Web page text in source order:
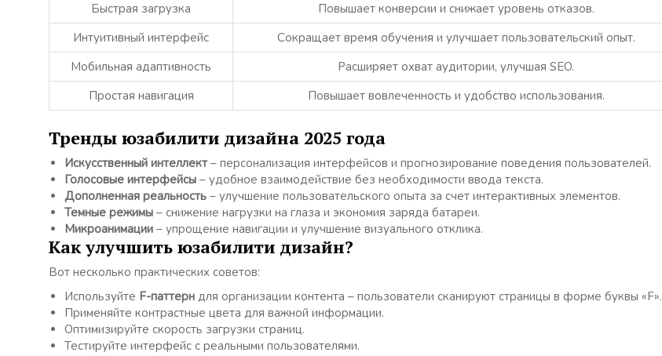
Быстрая загрузка
Повышает конверсии и снижает уровень отказов.
Интуитивный интерфейс
Сокращает время обучения и улучшает пользовательский опыт.
Мобильная адаптивность
Расширяет охват аудитории, улучшая SEO.
Простая навигация
Повышает вовлеченность и удобство использования.
Тренды юзабилити дизайна 2025 года
Искусственный интеллект– персонализация интерфейсов и прогнозирование поведения пользователей.
Голосовые интерфейсы – удобное взаимодействие без необходимости ввода текста.
Дополненная реальность – улучшение пользовательского опыта за счет интерактивных элементов.
Темные режимы – снижение нагрузки на глаза и экономия заряда батареи.
Микроанимации – упрощение навигации и улучшение визуального отклика.
Как улучшить юзабилити дизайн?
Вот несколько практических советов:
Используйте F-паттерн для организации контента – пользователи сканируют страницы в форме буквы «F».
Применяйте контрастные цвета для важной информации.
Оптимизируйте скорость загрузки страниц.
Тестируйте интерфейс с реальными пользователями.